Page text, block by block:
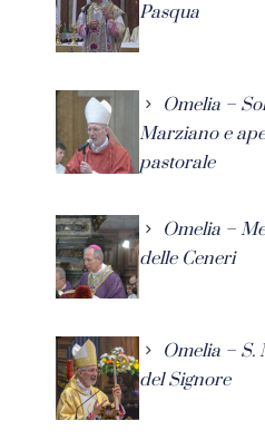
Pasqua
Omelia –
Marziano e
pastorale
Omelia –
delle Ceneri
Omelia – S.
del Signore